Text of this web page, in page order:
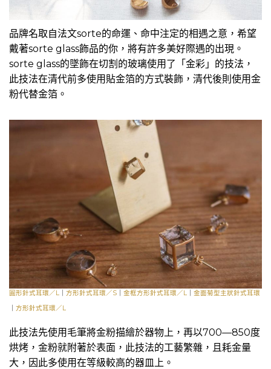
品牌名取自法文sorte的命運、命中注定的相遇之意，希望
戴著sorte glass飾品的你，將有許多美好際遇的出現。
sorte glass的墜飾在切割的玻璃使用了「金彩」的技法，
此技法在清代前多使用貼金箔的方式裝飾，清代後則使用金
粉代替金箔。
圓形針式耳環／L 方形針式耳環／S 金框方形針式耳環／L
金面菊型主狀針式耳環
方形針式耳環／L
此技法先使用毛筆將金粉描繪於器物上，再以700—850度
烘烤，金粉就附著於表面，此技法的工藝繁雜，且耗金量
大，因此多使用在等級較高的器皿上。